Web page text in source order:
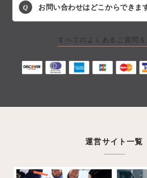
Q お問い合わせはどこからできま
すべてのよくあるご質問を
運営サイト一覧